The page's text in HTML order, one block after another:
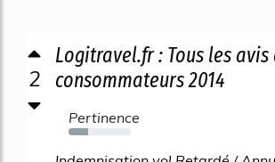
2
Logitravel.fr : Tous les avis
consommateurs 2014
Pertinence
31%